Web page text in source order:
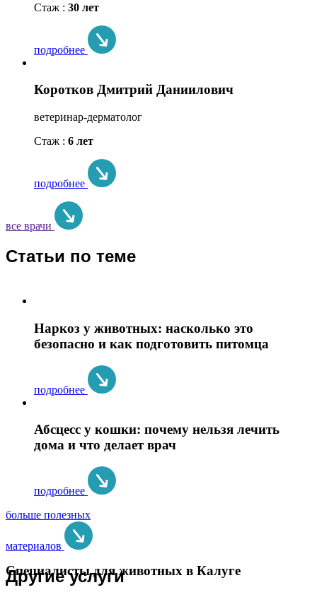
Стаж : 30 лет
подробнее
Коротков Дмитрий Даниилович
ветеринар-дерматолог
Стаж : 6 лет
подробнее
все врачи
Статьи по теме
Наркоз у животных: насколько это
безопасно и как подготовить питомца
подробнее
Абсцесс у кошки: почему нельзя лечить
дома и что делает врач
подробнее
больше полезных
материалов
Другие услуги
Специалисты для животных в Калуге